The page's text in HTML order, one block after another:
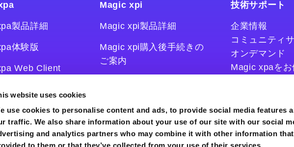
website uses cookies
use cookies to personalise content and ads, to provide social media features
traffic. We also share information about your use of our site with our social
and analytics partners who may combine it with other information that
製品詳細
体験版
Web Client
登録/ライセンス発
Magic xpi
Magic xpi製品詳細
Magic xpi購入後手続きの
ご案内
技術サポート
企業情報
コミュニティ
オンデマンド
Magic xpaを
コラム